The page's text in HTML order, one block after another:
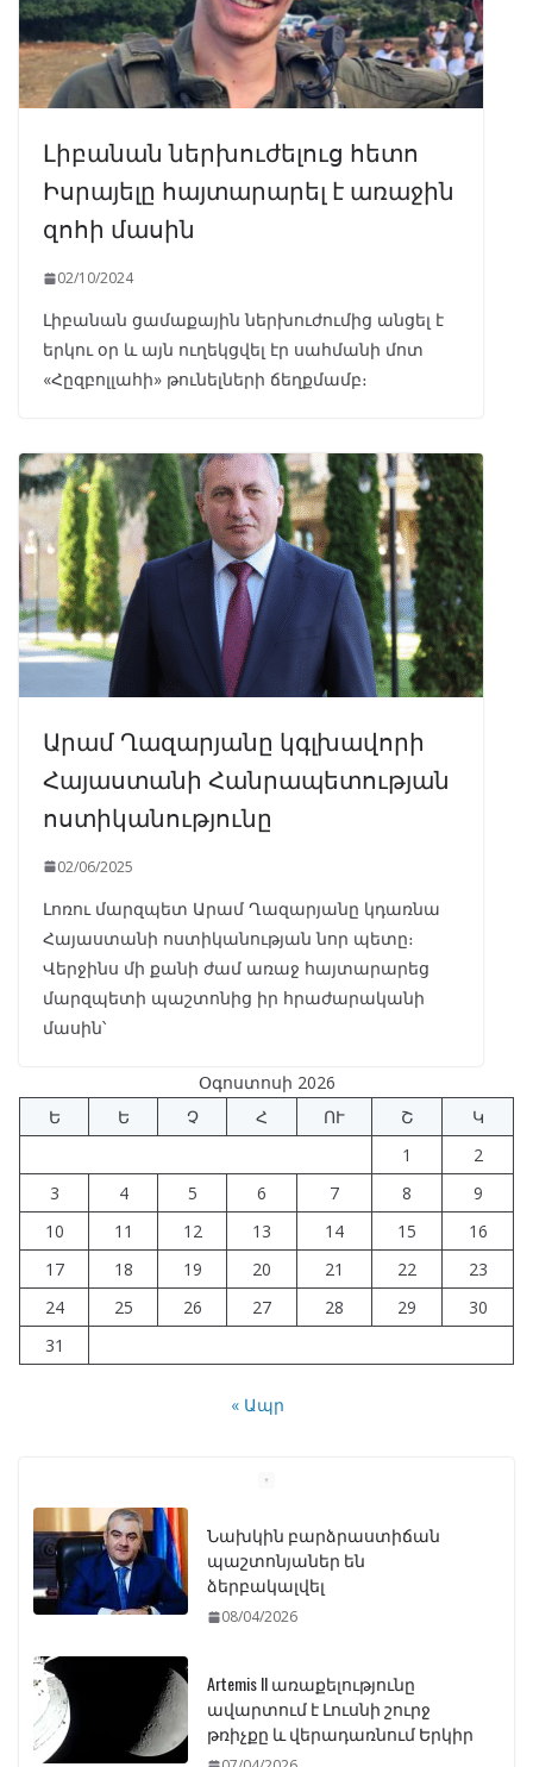
Լիբանան ներխուժելուց հետո
Իսրայելը հայտարարել է առաջին
զոհի մասին
02/10/2024
Լիբանան ցամաքային ներխուժումից անցել է
երկու օր և այն ուղեկցվել էր սահմանի մոտ
«Հըզբոլլահի» թունելների ճեղքմամբ։
Արամ Ղազարյանը կգլխավորի
Հայաստանի Հանրապետության
ոստիկանությունը
02/06/2025
Լոռու մարզպետ Արամ Ղազարյանը կդառնա
Հայաստանի ոստիկանության նոր պետը։
Վերջինս մի քանի ժամ առաջ հայտարարեց
մարզպետի պաշտոնից իր հրաժարականի
մասին՝
Օգոստոսի 2026
Ե
Ե Չ Հ ՈՒ Շ
Կ
1
2
3
4 5 6 7 8
9
10
11 12 13 14 15
16
17
18 19 20 21 22
23
24
25 26 27 28 29
30
31
« Ապր
Նախկին բարձրաստիճան
պաշտոնյաներ են
ձերբակալվել
08/04/2026
Artemis II առաքելությունը
ավարտում է Լուսնի շուրջ
թռիչքը և վերադառնում Երկիր